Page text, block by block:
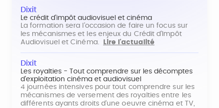
Dixit
Le crédit d'impôt audiovisuel et cinéma
La formation sera l'occasion de faire un focus sur
les mécanismes et les enjeux du Crédit d'Impôt
Audiovisuel et Cinéma.
Lire l'actualité
Dixit
Les royalties - Tout comprendre sur les décomptes
d'exploitation cinéma et audiovisuel
4 journées intensives pour tout comprendre sur les
mécanismes de versement des royalties entre les
différents ayants droits d'une oeuvre cinéma et TV,